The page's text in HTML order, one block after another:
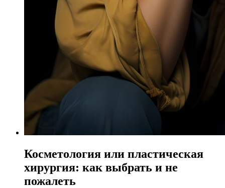
Косметология или пластическая
хирургия: как выбрать и не
пожалеть